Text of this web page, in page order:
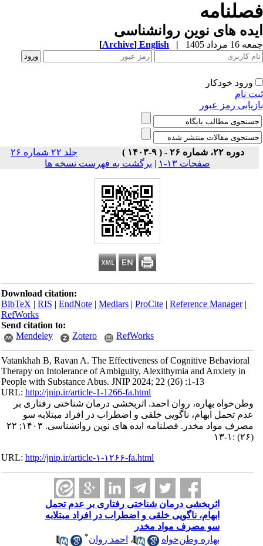
های نوین روانشناسی
مرداد 1405 |
English
[Archive]
ورود خودکار
نام
رمز عبور
دوره ۲۲، شماره ۲۶ - ( ۹-۱۴۰۳ )
جلد ۲۲ شماره ۲۶
صفحات ۱۳-۱
| برگشت به فهرست نسخه ها
Download citation:
BibTeX|RIS|EndNote|Medlars|ProCite|Reference Manager
RefWorks
Send citation to:
Mendeley
Zotero RefWorks
Vatankhah B, Ravan A. The Effectiveness of Cognitive Behavioral
Therapy on Intolerance of Ambiguity, Alexithymia and Anxiety in
People with Substance Abus. JNIP 2024; 22 (26) :1-13
URL:http://jnip.ir/article-1-1266-fa.html
وطن‌خواه بهاره، روان احمد. اثربخشی درمان شناختی رفتاری بر
عدم تحمل ابهام، ناگویی خلقی و اضطراب در افراد مبتلابه سو
مصرف مواد مخدر. فصلنامه ایده های نوین روانشناسی. ۱۴۰۳; ۲۲
URL:http://jnip.ir/article-۱-۱۲۶۶-fa.html
اثربخشی درمان شناختی رفتاری بر عدم تحمل
ابهام، ناگویی خلقی و اضطراب در افراد مبتلابه
سو مصرف مواد مخدر
بهاره وطن‌خواه
،احمد روان *